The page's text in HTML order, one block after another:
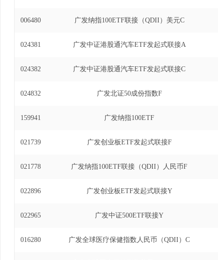
006480 广发纳指100ETF联接（QDII）美元C
024381 广发中证港股通汽车ETF发起式联接A
024382 广发中证港股通汽车ETF发起式联接C
024832 广发北证50成份指数F
159941 广发纳指100ETF
021739 广发创业板ETF发起式联接F
021778 广发纳指100ETF联接（QDII）人民币F
022896 广发创业板ETF发起式联接Y
022965 广发中证500ETF联接Y
016280 广发全球医疗保健指数人民币（QDII）C